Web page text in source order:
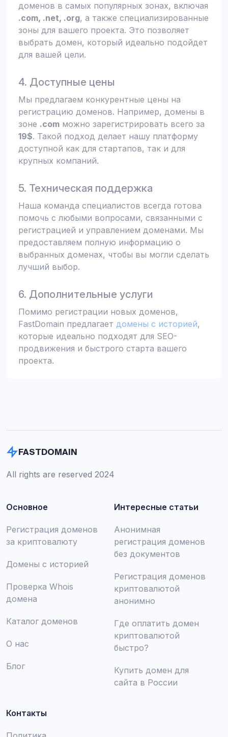
доменов в самых популярных зонах, включая
.com, .net, .org, а также специализированные
зоны для вашего проекта. Это позволяет
выбрать домен, который идеально подойдет
для вашей цели.
4. Доступные цены
Мы предлагаем конкурентные цены на
регистрацию доменов. Например, домены в
зоне .com можно зарегистрировать всего за
19$. Такой подход делает нашу платформу
доступной как для стартапов, так и для
крупных компаний.
5. Техническая поддержка
Наша команда специалистов всегда готова
помочь с любыми вопросами, связанными с
регистрацией и управлением доменами. Мы
предоставляем полную информацию о
выбранных доменах, чтобы вы могли сделать
лучший выбор.
6. Дополнительные услуги
Помимо регистрации новых доменов,
FastDomain предлагает домены с историей,
которые идеально подходят для SEO-
продвижения и быстрого старта вашего
проекта.
FASTDOMAIN
All rights are reserved 2024
Основное
Регистрация доменов
за криптовалюту
Домены с историей
Проверка Whois
домена
Каталог доменов
О нас
Блог
Интересные статьи
Анонимная
регистрация доменов
без документов
Регистрация доменов
криптовалютой
анонимно
Где оплатить домен
криптовалютой
быстро?
Купить домен для
сайта в России
Контакты